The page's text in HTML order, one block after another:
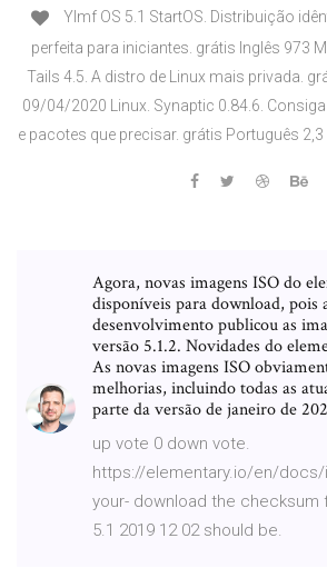
Ylmf OS 5.1 StartOS. Distribuição
perfeita para iniciantes. grátis Inglês 973
Tails 4.5. A distro de Linux mais privada.
09/04/2020 Linux. Synaptic 0.84.6.
e pacotes que precisar. grátis Português
Agora, novas imagens ISO do
disponíveis para download, pois
desenvolvimento publicou as
versão 5.1.2. Novidades do
As novas imagens ISO
melhorias, incluindo todas as
parte da versão de janeiro de
up vote 0 down vote.
https://elementary.io/en/docs/
your- download the checksum
5.1 2019 12 02 should be.